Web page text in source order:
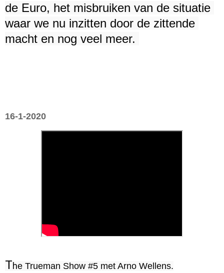
de Euro, het misbruiken van de situatie
waar we nu inzitten door de zittende
macht en nog veel meer.
16-1-2020
The Trueman Show #5 met Arno Wellens.